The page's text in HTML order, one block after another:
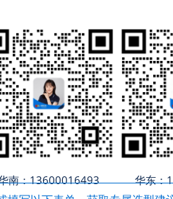
南：13600016493 华东：